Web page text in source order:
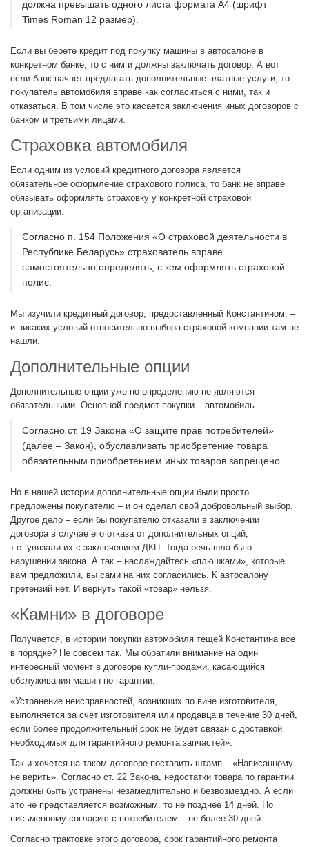
должна превышать одного листа формата А4 (шрифт
Times Roman 12 размер).
Если вы берете кредит под покупку машины в автосалоне в
конкретном банке, то с ним и должны заключать договор. А вот
если банк начнет предлагать дополнительные платные услуги, то
покупатель автомобиля вправе как согласиться с ними, так и
отказаться. В том числе это касается заключения иных договоров с
банком и третьими лицами.
Страховка автомобиля
Если одним из условий кредитного договора является
обязательное оформление страхового полиса, то банк не вправе
обязывать оформлять страховку у конкретной страховой
организации.
Согласно п. 154 Положения «О страховой деятельности в
Республике Беларусь» страхователь вправе
самостоятельно определять, с кем оформлять страховой
полис.
Мы изучили кредитный договор, предоставленный Константином, –
и никаких условий относительно выбора страховой компании там не
нашли.
Дополнительные опции
Дополнительные опции уже по определению не являются
обязательными. Основной предмет покупки – автомобиль.
Согласно ст. 19 Закона «О защите прав потребителей»
(далее – Закон), обуславливать приобретение товара
обязательным приобретением иных товаров запрещено.
Но в нашей истории дополнительные опции были просто
предложены покупателю – и он сделал свой добровольный выбор.
Другое дело – если бы покупателю отказали в заключении
договора в случае его отказа от дополнительных опций,
т.е. увязали их с заключением ДКП. Тогда речь шла бы о
нарушении закона. А так – наслаждайтесь «плюшками», которые
вам предложили, вы сами на них согласились. К автосалону
претензий нет. И вернуть такой «товар» нельзя.
«Камни» в договоре
Получается, в истории покупки автомобиля тещей Константина все
в порядке? Не совсем так. Мы обратили внимание на один
интересный момент в договоре купли-продажи, касающийся
обслуживания машин по гарантии.
«Устранение неисправностей, возникших по вине изготовителя,
выполняется за счет изготовителя или продавца в течение 30 дней,
если более продолжительный срок не будет связан с доставкой
необходимых для гарантийного ремонта запчастей».
Так и хочется на таком договоре поставить штамп – «Написанному
не верить». Согласно ст. 22 Закона, недостатки товара по гарантии
должны быть устранены незамедлительно и безвозмездно. А если
это не представляется возможным, то не позднее 14 дней. По
письменному согласию с потребителем – не более 30 дней.
Согласно трактовке этого договора, срок гарантийного ремонта